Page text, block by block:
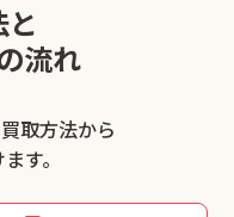
流れ
取方法から
す。